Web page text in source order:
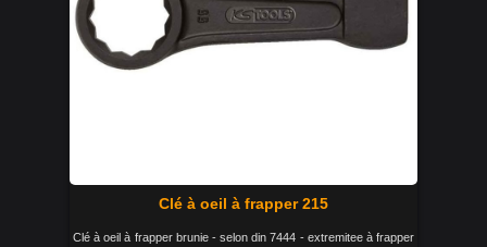
Clé à oeil à frapper 215
Clé à oeil à frapper brunie - selon din 7444 - extremitee à frapper